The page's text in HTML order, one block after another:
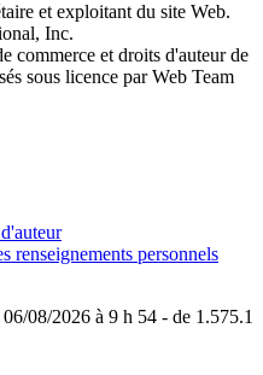
et exploitant du site Web.
Inc.
commerce et droits d'auteur de
sous licence par Web Team
renseignements personnels
08/2026 à 9 h 54 - de 1.575.1